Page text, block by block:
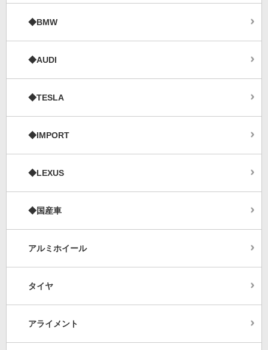
◆BMW
◆AUDI
◆TESLA
◆IMPORT
◆LEXUS
◆国産車
アルミホイール
タイヤ
アライメント